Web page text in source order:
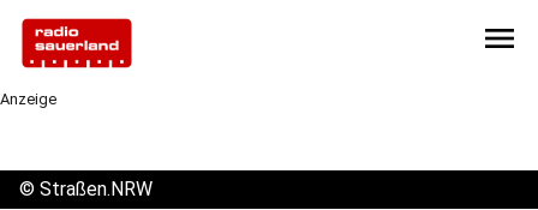
menu
Anzeige
© Straßen.NRW